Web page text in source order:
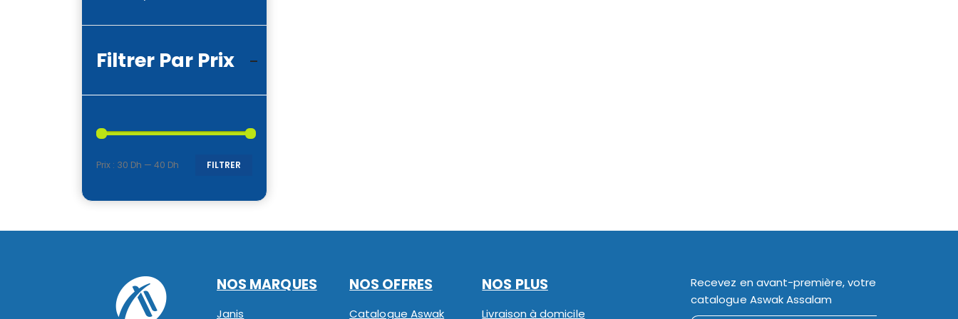
Filtrer Par Prix
FILTRER
Prix : 30 Dh — 40 Dh
NOS MARQUES
Janis
NOS OFFRES
Catalogue Aswak
NOS PLUS
Livraison à domicile
Recevez en avant-première, votre
catalogue Aswak Assalam